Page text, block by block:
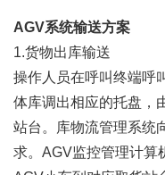
AGV系统输送方案
1.货物出库输送
操作人员在呼叫终端呼
体库调出相应的托盘，
站台。库物流管理系统
求。AGV监控管理计算